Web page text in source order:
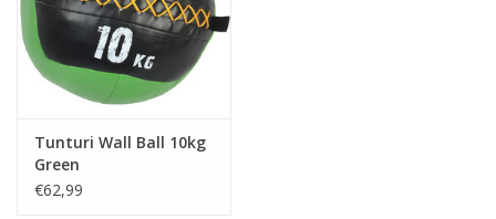
Tunturi Wall Ball 10kg
Green
€62,99